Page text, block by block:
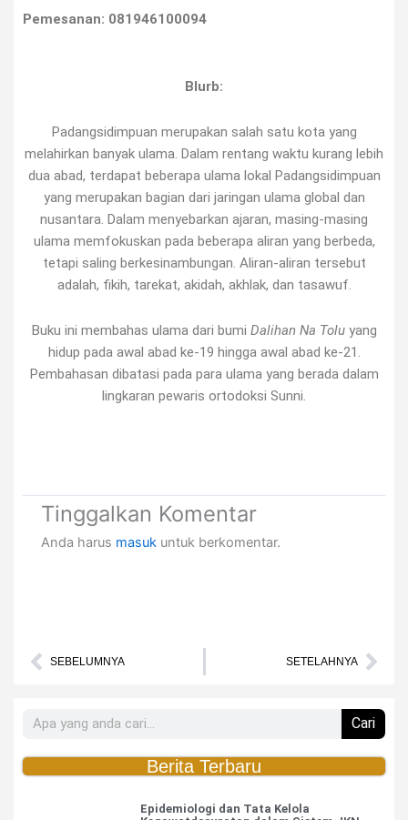
Pemesanan: 081946100094
Blurb:
Padangsidimpuan merupakan salah satu kota yang
melahirkan banyak ulama. Dalam rentang waktu kurang lebih
dua abad, terdapat beberapa ulama lokal Padangsidimpuan
yang merupakan bagian dari jaringan ulama global dan
nusantara. Dalam menyebarkan ajaran, masing-masing
ulama memfokuskan pada beberapa aliran yang berbeda,
tetapi saling berkesinambungan. Aliran-aliran tersebut
adalah, fikih, tarekat, akidah, akhlak, dan tasawuf.
Buku ini membahas ulama dari bumi Dalihan Na Tolu yang
hidup pada awal abad ke-19 hingga awal abad ke-21.
Pembahasan dibatasi pada para ulama yang berada dalam
lingkaran pewaris ortodoksi Sunni.
Tinggalkan Komentar
Anda harus masuk untuk berkomentar.
Prev
SEBELUMNYA SETELAHNYA
Search Cari
Berita Terbaru
Epidemiologi dan Tata Kelola